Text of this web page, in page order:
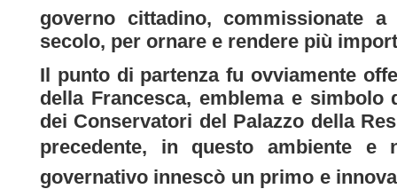
governo cittadino, commissionate
secolo, per ornare e rendere più
Il punto di partenza fu ovviamente
della Francesca, emblema e
dei Conservatori del Palazzo della
precedente, in questo ambiente e
governativo innescò un primo e